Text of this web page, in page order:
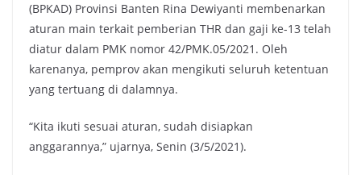
(BPKAD) Provinsi Banten Rina Dewiyanti membenarkan
aturan main terkait pemberian THR dan gaji ke-13 telah
diatur dalam PMK nomor 42/PMK.05/2021. Oleh
karenanya, pemprov akan mengikuti seluruh ketentuan
yang tertuang di dalamnya.
“Kita ikuti sesuai aturan, sudah disiapkan
anggarannya,” ujarnya, Senin (3/5/2021).